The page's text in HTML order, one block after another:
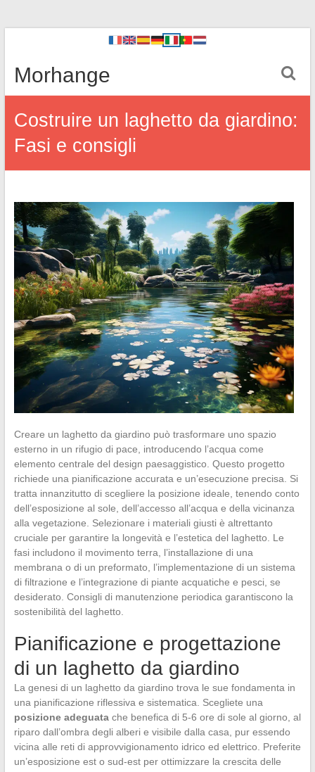
Morhange
Costruire un laghetto da giardino:
Fasi e consigli
Creare un laghetto da giardino può trasformare uno spazio
esterno in un rifugio di pace, introducendo l’acqua come
elemento centrale del design paesaggistico. Questo progetto
richiede una pianificazione accurata e un’esecuzione precisa. Si
tratta innanzitutto di scegliere la posizione ideale, tenendo conto
dell’esposizione al sole, dell’accesso all’acqua e della vicinanza
alla vegetazione. Selezionare i materiali giusti è altrettanto
cruciale per garantire la longevità e l’estetica del laghetto. Le
fasi includono il movimento terra, l’installazione di una
membrana o di un preformato, l’implementazione di un sistema
di filtrazione e l’integrazione di piante acquatiche e pesci, se
desiderato. Consigli di manutenzione periodica garantiscono la
sostenibilità del laghetto.
Pianificazione e progettazione
di un laghetto da giardino
La genesi di un laghetto da giardino trova le sue fondamenta in
una pianificazione riflessiva e sistematica. Scegliete una
posizione adeguatache benefica di 5-6 ore di sole al giorno, al
riparo dall’ombra degli alberi e visibile dalla casa, pur essendo
vicina alle reti di approvvigionamento idrico ed elettrico. Preferite
un’esposizione est o sud-est per ottimizzare la crescita delle